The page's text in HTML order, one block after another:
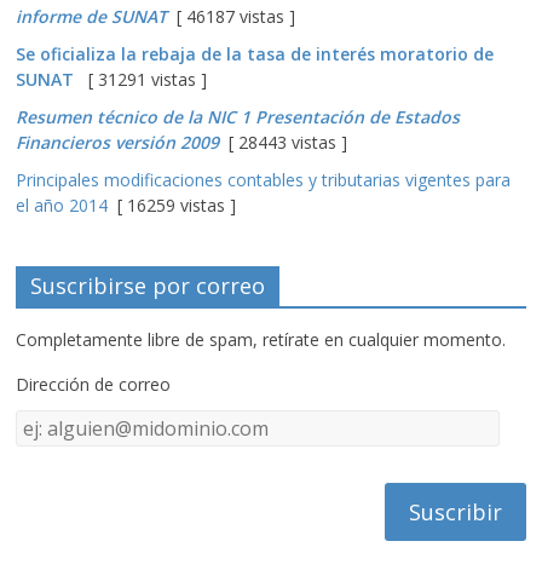
informe de SUNAT[ 46187 vistas ]
Se oficializa la rebaja de la tasa de interés moratorio de
SUNAT
[ 31291 vistas ]
Resumen técnico de la NIC 1 Presentación de Estados
Financieros versión 2009[ 28443 vistas ]
Principales modificaciones contables y tributarias vigentes para
el año 2014 [ 16259 vistas ]
Suscribirse por correo
Completamente libre de spam, retírate en cualquier momento.
Dirección de correo
Dirección
de